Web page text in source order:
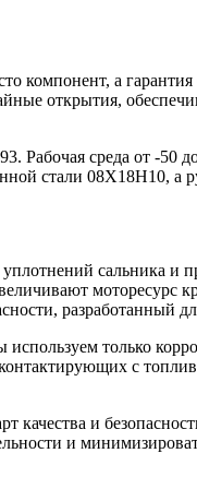
а
открытия,
среда от -50
стали 08Х18Н10, а
сальника и
моторесурс
разработанный
только
с
качества и
и